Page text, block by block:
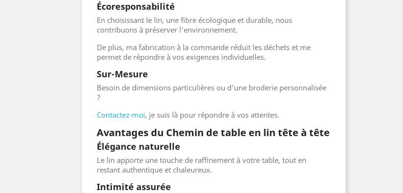
Écoresponsabilité
En choisissant le lin, une fibre écologique et durable, nous
contribuons à préserver l'environnement.
De plus, ma fabrication à la commande réduit les déchets et me
permet de répondre à vos exigences individuelles.
Sur-Mesure
Besoin de dimensions particulières ou d'une broderie personnalisée
?
Contactez-moi, je suis là pour répondre à vos attentes.
Avantages du Chemin de table en lin tête à tête
Élégance naturelle
Le lin apporte une touche de raffinement à votre table, tout en
restant authentique et chaleureux.
Intimité assurée